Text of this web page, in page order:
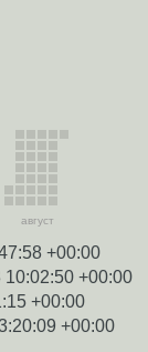
август
+00:00
10:02:50 +00:00
+00:00
+00:00